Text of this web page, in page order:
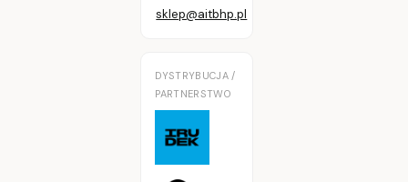
sklep@aitbhp.pl
DYSTRYBUCJA /
PARTNERSTWO